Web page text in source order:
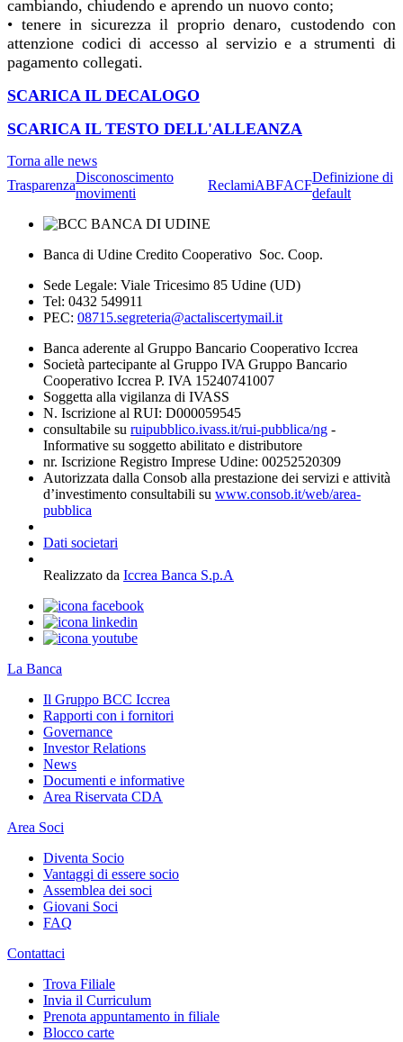
cambiando, chiudendo e aprendo un nuovo conto;
• tenere in sicurezza il proprio denaro, custodendo con
attenzione codici di accesso al servizio e a strumenti di
pagamento collegati.
SCARICA IL DECALOGO
SCARICA IL TESTO DELL'ALLEANZA
Torna alle news
Trasparenza
Disconoscimento
movimenti
ReclamiABFACF
Definizione di
default
Banca di Udine Credito Cooperativo Soc. Coop.
Sede Legale: Viale Tricesimo 85 Udine (UD)
Tel: 0432 549911
PEC: 08715.segreteria@actaliscertymail.it
Banca aderente al Gruppo Bancario Cooperativo Iccrea
Società partecipante al Gruppo IVA Gruppo Bancario
Cooperativo Iccrea P. IVA 15240741007
Soggetta alla vigilanza di IVASS
N. Iscrizione al RUI: D000059545
consultabile su ruipubblico.ivass.it/rui-pubblica/ng -
Informative su soggetto abilitato e distributore
nr. Iscrizione Registro Imprese Udine: 00252520309
Autorizzata dalla Consob alla prestazione dei servizi e attività
d’investimento consultabili su www.consob.it/web/area-
pubblica
Dati societari
Realizzato da Iccrea Banca S.p.A
La Banca
Il Gruppo BCC Iccrea
Rapporti con i fornitori
Governance
Investor Relations
News
Documenti e informative
Area Riservata CDA
Area Soci
Diventa Socio
Vantaggi di essere socio
Assemblea dei soci
Giovani Soci
FAQ
Contattaci
Trova Filiale
Invia il Curriculum
Prenota appuntamento in filiale
Blocco carte